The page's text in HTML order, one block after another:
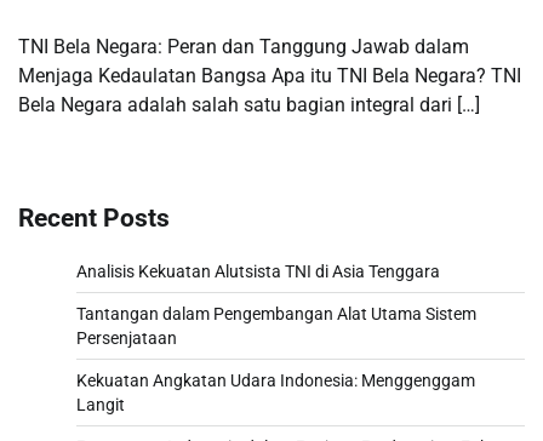
TNI Bela Negara: Peran dan Tanggung Jawab dalam
Menjaga Kedaulatan Bangsa Apa itu TNI Bela Negara? TNI
Bela Negara adalah salah satu bagian integral dari […]
Recent Posts
Analisis Kekuatan Alutsista TNI di Asia Tenggara
Tantangan dalam Pengembangan Alat Utama Sistem
Persenjataan
Kekuatan Angkatan Udara Indonesia: Menggenggam
Langit